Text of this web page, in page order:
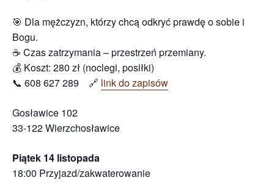
🎯 Dla mężczyzn, którzy chcą odkryć prawdę o sobie i
Bogu.
☕ Czas zatrzymania – przestrzeń przemiany.
💰 Koszt: 280 zł (noclegi, posiłki)
📞 608 627 289 🔗 link do zapisów
Gosławice 102
33-122 Wierzchosławice
Piątek 14 listopada
18:00 Przyjazd/zakwaterowanie